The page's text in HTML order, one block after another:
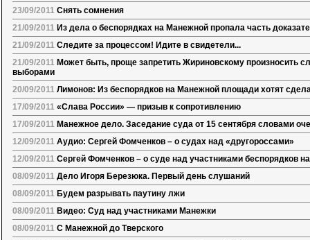
23/09/2011 Снять сомнения
21/09/2011 Из дела о беспорядках на Манежной пропала часть
21/09/2011 Следите за процессом! Идите в свидетели...
21/09/2011 Может быть, проще запретить Жириновскому произносить
выборами
20/09/2011 Лимонов: Из беспорядков на Манежной площади хотят
17/09/2011 «Слава России» — призыв к сопротивлению
17/09/2011 Манежное дело. Заседание суда от 15 сентября словами
12/09/2011 Аудио: Сергей Фомченков – о судах над «другороссами»
12/09/2011 Сергей Фомченков – о суде над участниками беспорядков
08/09/2011 Дело Игоря Березюка. Первый день слушаний
08/09/2011 Будем разрывать паутину лжи
08/09/2011 Видео: Суд над участниками Манежки
08/09/2011 С Манежной до Тверского